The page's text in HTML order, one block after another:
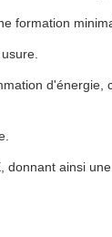
formation
d'énergie,
ainsi